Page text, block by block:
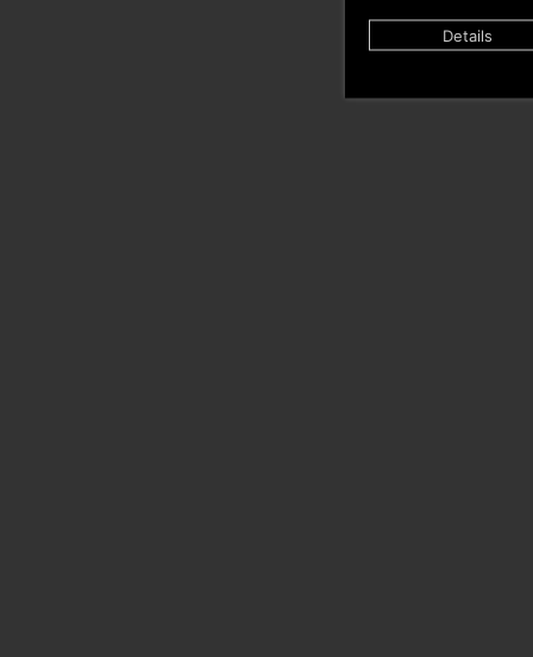
Details